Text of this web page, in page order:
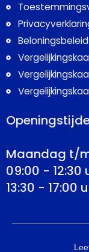
Beloningsbeleid
Maandag t/
09:00 - 12:30
13:30 - 17:00